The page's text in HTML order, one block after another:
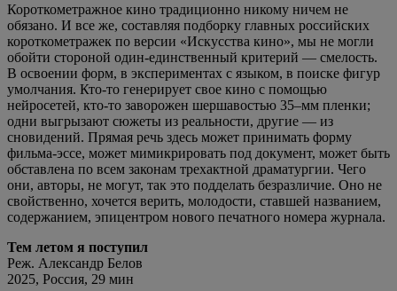
Короткометражное кино традиционно никому ничем не
обязано. И все же, составляя подборку главных российских
короткометражек по версии «Искусства кино», мы не могли
обойти стороной один-единственный критерий — смелость.
В освоении форм, в экспериментах с языком, в поиске фигур
умолчания. Кто-то генерирует свое кино с помощью
нейросетей, кто-то заворожен шершавостью 35–мм пленки;
одни выгрызают сюжеты из реальности, другие — из
сновидений. Прямая речь здесь может принимать форму
фильма-эссе, может мимикрировать под документ, может быть
обставлена по всем законам трехактной драматургии. Чего
они, авторы, не могут, так это подделать безразличие. Оно не
свойственно, хочется верить, молодости, ставшей названием,
содержанием, эпицентром нового печатного номера журнала.
Тем летом я поступил
Реж. Александр Белов
2025, Россия, 29 мин